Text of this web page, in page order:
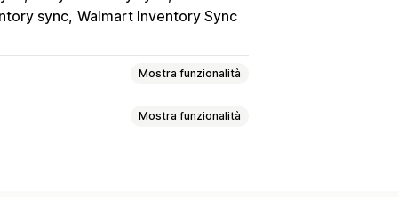
sync Walmart Inventory Sync
Mostra funzionalità
Mostra funzionalità